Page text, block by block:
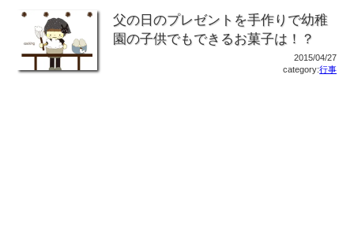
父の日のプレゼントを手作りで幼稚
園の子供でもできるお菓子は！？
2015/04/27
category:行事